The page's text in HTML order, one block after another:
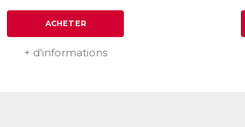
ACHETER
+ d'informations